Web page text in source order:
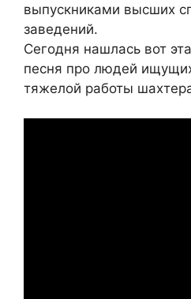
выпускниками высших
заведений.
Сегодня нашлась вот
песня про людей
тяжелой работы